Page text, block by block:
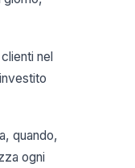
nel
quando,
ogni